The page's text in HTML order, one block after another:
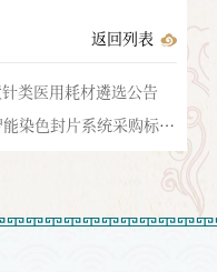
返回列表
类医用耗材遴选公告
染色封片系统采购标前